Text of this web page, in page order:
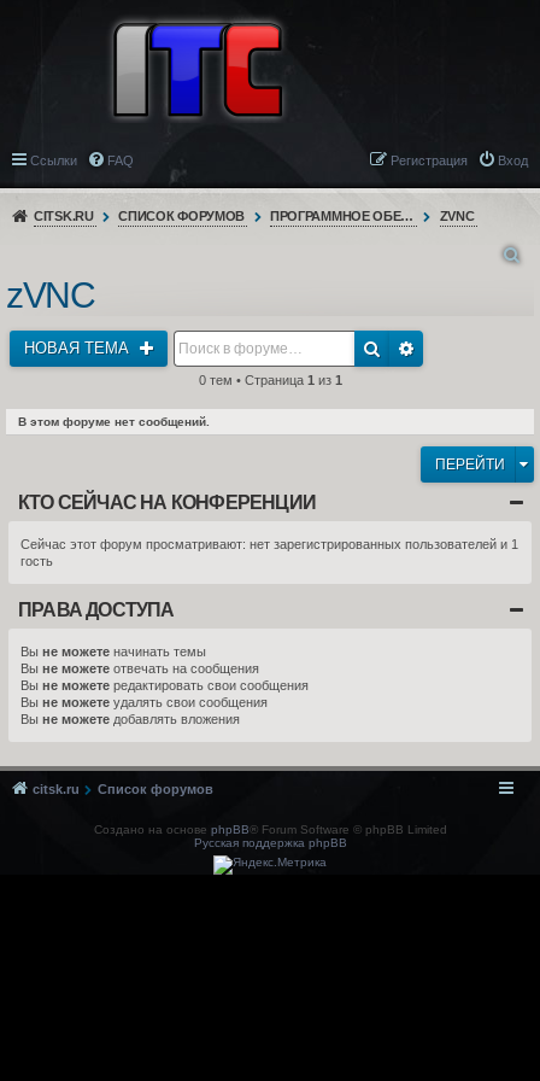
Ссылки FAQ Вход
Регистрация
CITSK.RU СПИСОК ФОРУМОВ ПРОГРАММНОЕ ОБЕСПЕЧЕНИЕ ZVNC
zVNC
НОВАЯ ТЕМА
0 тем • Страница 1 из 1
В этом форуме нет сообщений.
ПЕРЕЙТИ
КТО СЕЙЧАС НА КОНФЕРЕНЦИИ
Сейчас этот форум просматривают: нет зарегистрированных пользователей и 1
гость
ПРАВА ДОСТУПА
Вы не можете начинать темы
Вы не можете отвечать на сообщения
Вы не можете редактировать свои сообщения
Вы не можете удалять свои сообщения
Вы не можете добавлять вложения
citsk.ru Список форумов
Создано на основе phpBB® Forum Software © phpBB Limited
Русская поддержка phpBB